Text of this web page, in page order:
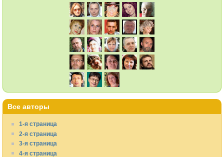
Все авторы
1-я страница
2-я страница
3-я страница
4-я страница